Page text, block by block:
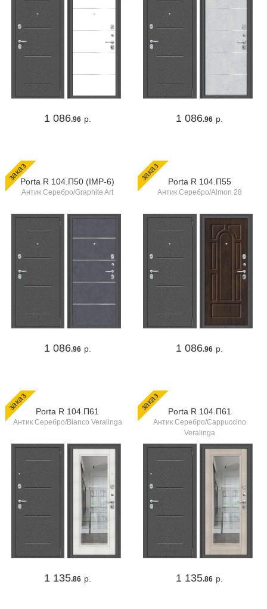
1 086.96 р. 1 086.96 р.
заказPorta R 104.П50 (IMP-6)
Антик Серебро/Graphite Art
1 086.96 р.
заказ Porta R 104.П55
Антик Серебро/Almon 28
1 086.96 р.
заказ Porta R 104.П61
Антик Серебро/Bianco Veralinga
1 135.86 р.
заказ Porta R 104.П61
Антик Серебро/Cappuccino
Veralinga
1 135.86 р.